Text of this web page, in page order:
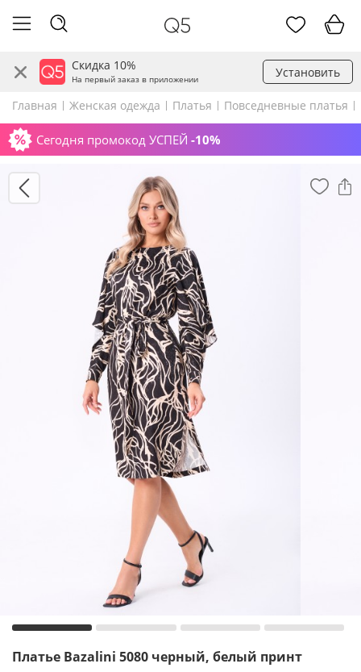
Скидка 10%
На первый заказ в приложении Установить
Главная Женская одежда Платья Повседневные платья
Сегодня промокод УСПЕЙ -10%
Платье Bazalini 5080 черный, белый принт